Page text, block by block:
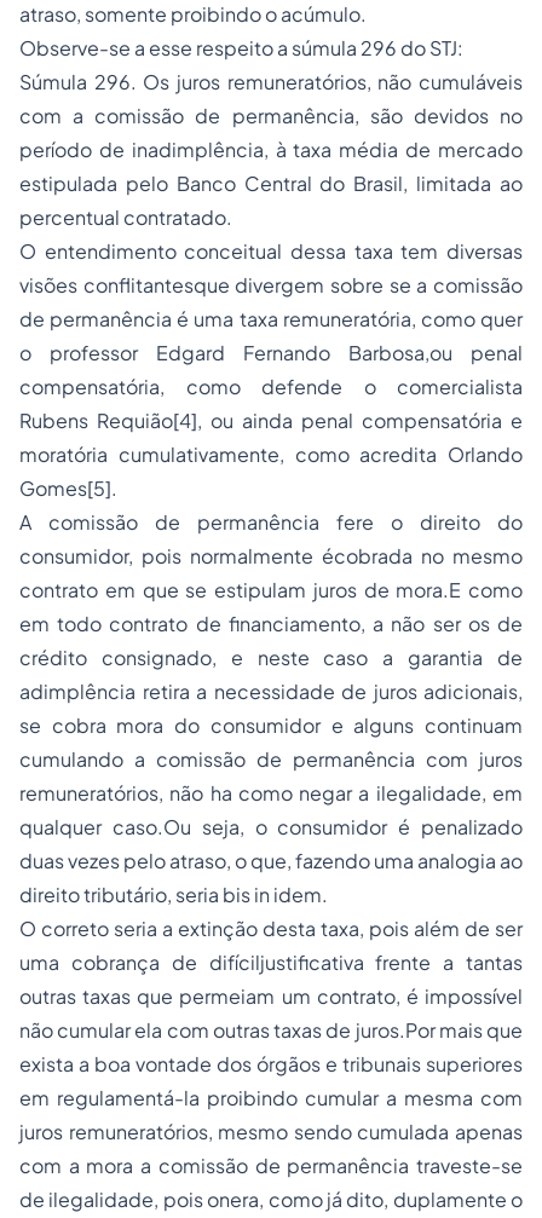
atraso, somente proibindo o acúmulo.
Observe-se a esse respeito a súmula 296 do STJ:
Súmula 296. Os juros remuneratórios, não cumuláveis
com a comissão de permanência, são devidos no
período de inadimplência, à taxa média de mercado
estipulada pelo Banco Central do Brasil, limitada ao
percentual contratado.
O entendimento conceitual dessa taxa tem diversas
visões conflitantesque divergem sobre se a comissão
de permanência é uma taxa remuneratória, como quer
o professor Edgard Fernando Barbosa,ou penal
compensatória, como defende o comercialista
Rubens Requião[4], ou ainda penal compensatória e
moratória cumulativamente, como acredita Orlando
Gomes[5].
A comissão de permanência fere o direito do
consumidor, pois normalmente écobrada no mesmo
contrato em que se estipulam juros de mora.E como
em todo contrato de financiamento, a não ser os de
crédito consignado, e neste caso a garantia de
adimplência retira a necessidade de juros adicionais,
se cobra mora do consumidor e alguns continuam
cumulando a comissão de permanência com juros
remuneratórios, não ha como negar a ilegalidade, em
qualquer caso.Ou seja, o consumidor é penalizado
duas vezes pelo atraso, o que, fazendo uma analogia ao
direito tributário, seria bis in idem.
O correto seria a extinção desta taxa, pois além de ser
uma cobrança de difíciljustificativa frente a tantas
outras taxas que permeiam um contrato, é impossível
não cumular ela com outras taxas de juros.Por mais que
exista a boa vontade dos órgãos e tribunais superiores
em regulamentá-la proibindo cumular a mesma com
juros remuneratórios, mesmo sendo cumulada apenas
com a mora a comissão de permanência traveste-se
de ilegalidade, pois onera, como já dito, duplamente o